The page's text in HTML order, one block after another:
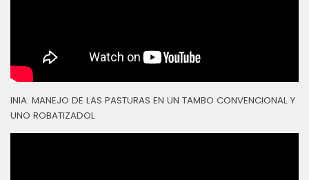
INIA: MANEJO DE LAS PASTURAS EN UN TAMBO CONVENCIONAL Y
UNO ROBATIZADOL